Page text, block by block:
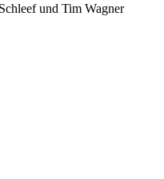
und Tim Wagner